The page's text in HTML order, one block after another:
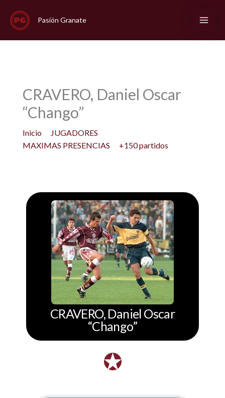
contenido
Pasión Granate
CRAVERO, Daniel Oscar
“Chango”
Inicio
JUGADORES
MAXIMAS PRESENCIAS
+150 partidos
CRAVERO, Daniel Oscar
“Chango”